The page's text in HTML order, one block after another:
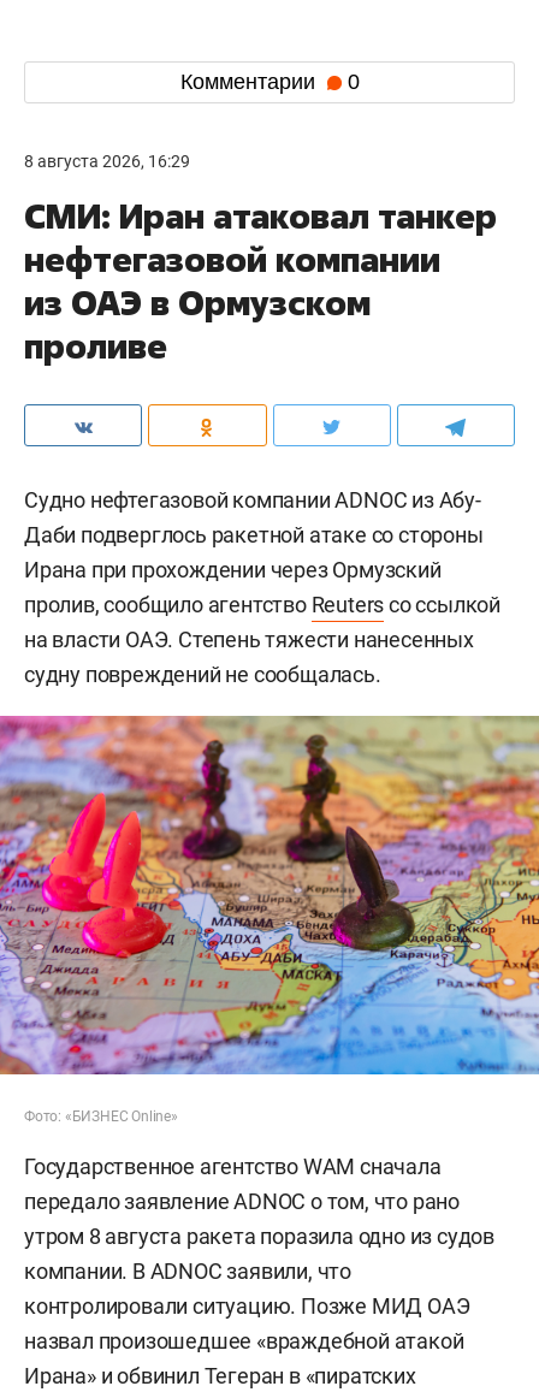
Комментарии 0
8 августа 2026, 16:29
СМИ: Иран атаковал танкер
нефтегазовой компании
из ОАЭ в Ормузском
проливе
Судно нефтегазовой компании ADNOC из Абу-
Даби подверглось ракетной атаке со стороны
Ирана при прохождении через Ормузский
пролив, сообщило агентство Reutersсо ссылкой
на власти ОАЭ. Степень тяжести нанесенных
судну повреждений не сообщалась.
Фото: «БИЗНЕС Online»
Государственное агентство WAM сначала
передало заявление ADNOC о том, что рано
утром 8 августа ракета поразила одно из судов
компании. В ADNOC заявили, что
контролировали ситуацию. Позже МИД ОАЭ
назвал произошедшее «враждебной атакой
Ирана» и обвинил Тегеран в «пиратских